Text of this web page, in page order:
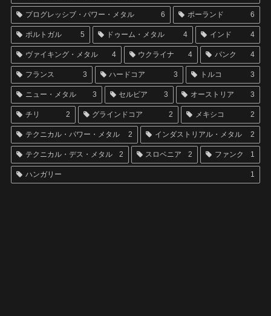
プログレッシブ・パワー・メタル 6 ポーランド 6
ポルトガル 5 ドゥーム・メタル 4 インド 4
ヴァイキング・メタル 4 ウクライナ 4 パンク 4
フランス 3 ハードコア 3 トルコ 3
ニュー・メタル 3 セルビア 3 オーストリア 3
チリ 2 グラインドコア 2 メキシコ 2
テクニカル・パワー・メタル 2 インダストリアル・メタル 2
テクニカル・デス・メタル 2 スロベニア 2 ファンク 1
ハンガリー 1